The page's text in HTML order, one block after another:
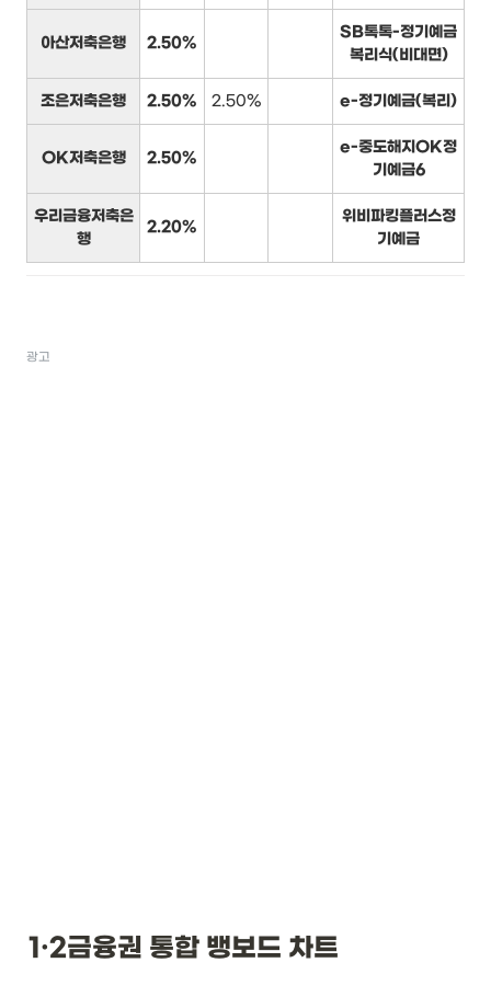
아산저축은행 2.50%
SB톡톡-정기예금
복리식(비대면)
조은저축은행 2.50% 2.50% e-정기예금(복리)
OK저축은행 2.50%
e-중도해지OK정
기예금6
우리금융저축은
행
2.20%
위비파킹플러스정
기예금
광고
1·2금융권 통합 뱅보드 차트